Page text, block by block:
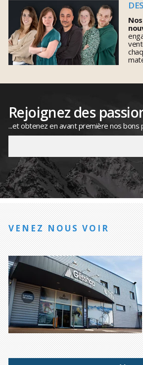
Rejoignez des
...et obtenez en avant première nos bons
VENEZ NOUS VOIR